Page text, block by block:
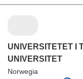
UNIVERSITETET I
UNIVERSITET
Norwegia